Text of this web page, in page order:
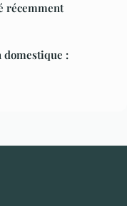
récemment
domestique :